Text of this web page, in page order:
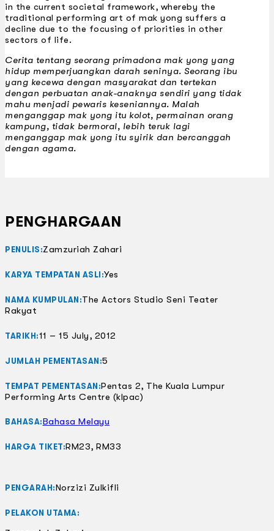
in the current societal framework, whereby the
traditional performing art of mak yong suffers a
decline due to the focusing of priorities in other
sectors of life.
Cerita tentang seorang primadona mak yong yang
hidup memperjuangkan darah seninya. Seorang ibu
yang kecewa dengan masyarakat dan tertekan
dengan perbuatan anak-anaknya sendiri yang tidak
mahu menjadi pewaris keseniannya. Malah
menganggap mak yong itu kolot, permainan orang
kampung, tidak bermoral, lebih teruk lagi
menganggap mak yong itu syirik dan bercanggah
dengan agama.
PENGHARGAAN
PENULIS:Zamzuriah Zahari
KARYA TEMPATAN ASLI:Yes
NAMA KUMPULAN:The Actors Studio Seni Teater
Rakyat
TARIKH:11 – 15 July, 2012
JUMLAH PEMENTASAN:5
TEMPAT PEMENTASAN:Pentas 2, The Kuala Lumpur
Performing Arts Centre (klpac)
BAHASA:Bahasa Melayu
HARGA TIKET:RM23, RM33
PENGARAH:Norzizi Zulkifli
PELAKON UTAMA: